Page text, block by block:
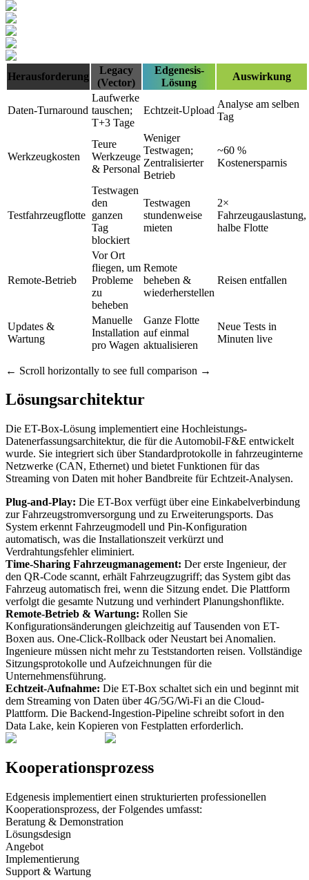
Herausforderung
Legacy
(Vector)
Edgenesis-
Lösung
Auswirkung
Daten-Turnaround
Laufwerke
tauschen;
T+3 Tage
Echtzeit-Upload
Analyse am selben
Tag
Werkzeugkosten
Teure
Werkzeuge
& Personal
Weniger
Testwagen;
Zentralisierter
Betrieb
~60 %
Kostenersparnis
Testfahrzeugflotte
Testwagen
den
ganzen
Tag
blockiert
Testwagen
stundenweise
mieten
2×
Fahrzeugauslastung,
halbe Flotte
Remote-Betrieb
Vor Ort
fliegen, um
Probleme
zu
beheben
Remote
beheben &
wiederherstellen
Reisen entfallen
Updates &
Wartung
Manuelle
Installation
pro Wagen
Ganze Flotte
auf einmal
aktualisieren
Neue Tests in
Minuten live
← Scroll horizontally to see full comparison →
Lösungsarchitektur
Die ET-Box-Lösung implementiert eine Hochleistungs-
Datenerfassungsarchitektur, die für die Automobil-F&E entwickelt
wurde. Sie integriert sich über Standardprotokolle in fahrzeuginterne
Netzwerke (CAN, Ethernet) und bietet Funktionen für das
Streaming von Daten mit hoher Bandbreite für Echtzeit-Analysen.
Plug-and-Play: Die ET-Box verfügt über eine Einkabelverbindung
zur Fahrzeugstromversorgung und zu Erweiterungsports. Das
System erkennt Fahrzeugmodell und Pin-Konfiguration
automatisch, was die Installationszeit verkürzt und
Verdrahtungsfehler eliminiert.
Time-Sharing Fahrzeugmanagement: Der erste Ingenieur, der
den QR-Code scannt, erhält Fahrzeugzugriff; das System gibt das
Fahrzeug automatisch frei, wenn die Sitzung endet. Die Plattform
verfolgt die gesamte Nutzung und verhindert Planungshonflikte.
Remote-Betrieb & Wartung: Rollen Sie
Konfigurationsänderungen gleichzeitig auf Tausenden von ET-
Boxen aus. One-Click-Rollback oder Neustart bei Anomalien.
Ingenieure müssen nicht mehr zu Teststandorten reisen. Vollständige
Sitzungsprotokolle und Aufzeichnungen für die
Unternehmensführung.
Echtzeit-Aufnahme: Die ET-Box schaltet sich ein und beginnt mit
dem Streaming von Daten über 4G/5G/Wi-Fi an die Cloud-
Plattform. Die Backend-Ingestion-Pipeline schreibt sofort in den
Data Lake, kein Kopieren von Festplatten erforderlich.
Kooperationsprozess
Edgenesis implementiert einen strukturierten professionellen
Kooperationsprozess, der Folgendes umfasst:
Beratung & Demonstration
Lösungsdesign
Angebot
Implementierung
Support & Wartung